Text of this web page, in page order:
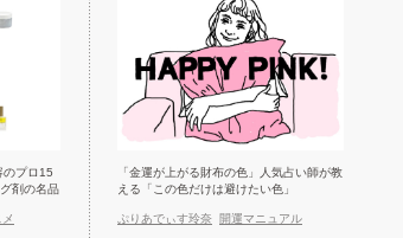
のプロ15
剤の名品
「金運が上がる財布の色」人気占い師が教
える「この色だけは避けたい色」
ぷりあでぃす玲奈 開運マニュアル